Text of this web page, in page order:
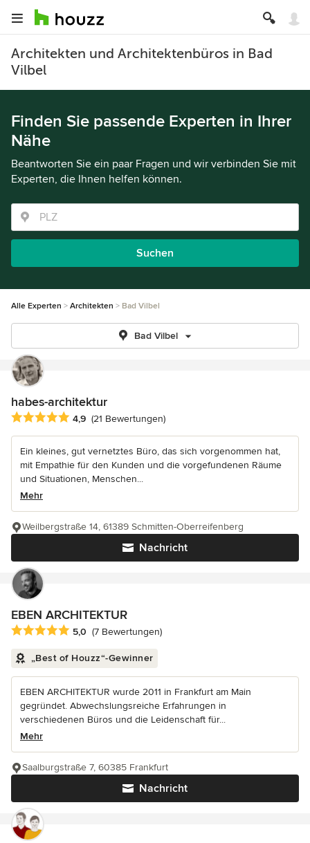
Architekten und Architektenbüros in Bad
Vilbel
Finden Sie passende Experten in Ihrer
Nähe
Beantworten Sie ein paar Fragen und wir verbinden Sie mit
Experten, die Ihnen helfen können.
Suchen
Alle Experten Architekten Bad Vilbel
Bad Vilbel
habes-architektur
Durchschnittliche Bewertung: 4.9 von 5 Sternen
4,9 (21 Bewertungen)
Ein kleines, gut vernetztes Büro, das sich vorgenommen hat,
mit Empathie für den Kunden und die vorgefundenen Räume
und Situationen, Menschen...
Mehr
Nachricht
Weilbergstraße 14, 61389 Schmitten-Oberreifenberg
EBEN ARCHITEKTUR
Durchschnittliche Bewertung: 5 von 5 Sternen
5,0 (7 Bewertungen)
„Best of Houzz“-Gewinner
EBEN ARCHITEKTUR wurde 2011 in Frankfurt am Main
gegründet. Abwechslungsreiche Erfahrungen in
verschiedenen Büros und die Leidenschaft für...
Mehr
Nachricht
Saalburgstraße 7, 60385 Frankfurt